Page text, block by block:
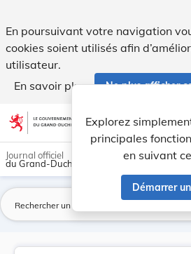
En poursuivant votre navigation
cookies soient utilisés afin
utilisateur.
En savoir plus
Ne plus afficher
Aller au contenu account_circle
Explorez
principales
en suivant
Démarrer
Journal officiel
du Grand-Duché de Luxembourg